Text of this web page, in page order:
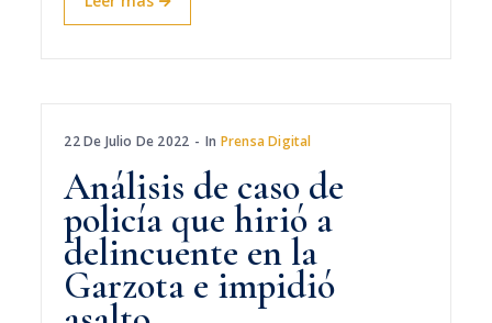
22 De Julio De 2022 In Prensa Digital
Análisis de caso de
policía que hirió a
delincuente en la
Garzota e impidió